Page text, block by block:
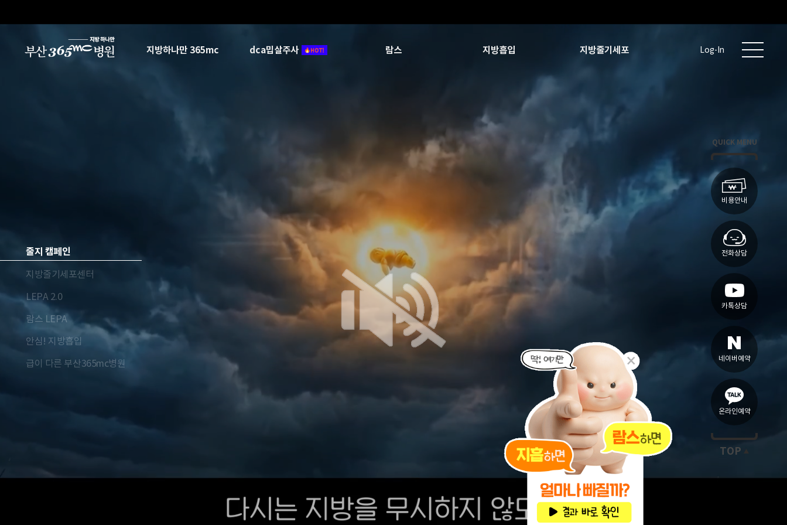
지방하나만 365mc dca밉살주사 람스 지방흡입 지방줄기세포 Log-In
줄지 캠페인
지방줄기세포센터
LEPA 2.0
람스 LEPA
안심! 지방흡입
급이 다른 부산365mc병원
QUICK MENU
비용안내
전화상담
카톡상담
네이버예약
온라인예약
TOP